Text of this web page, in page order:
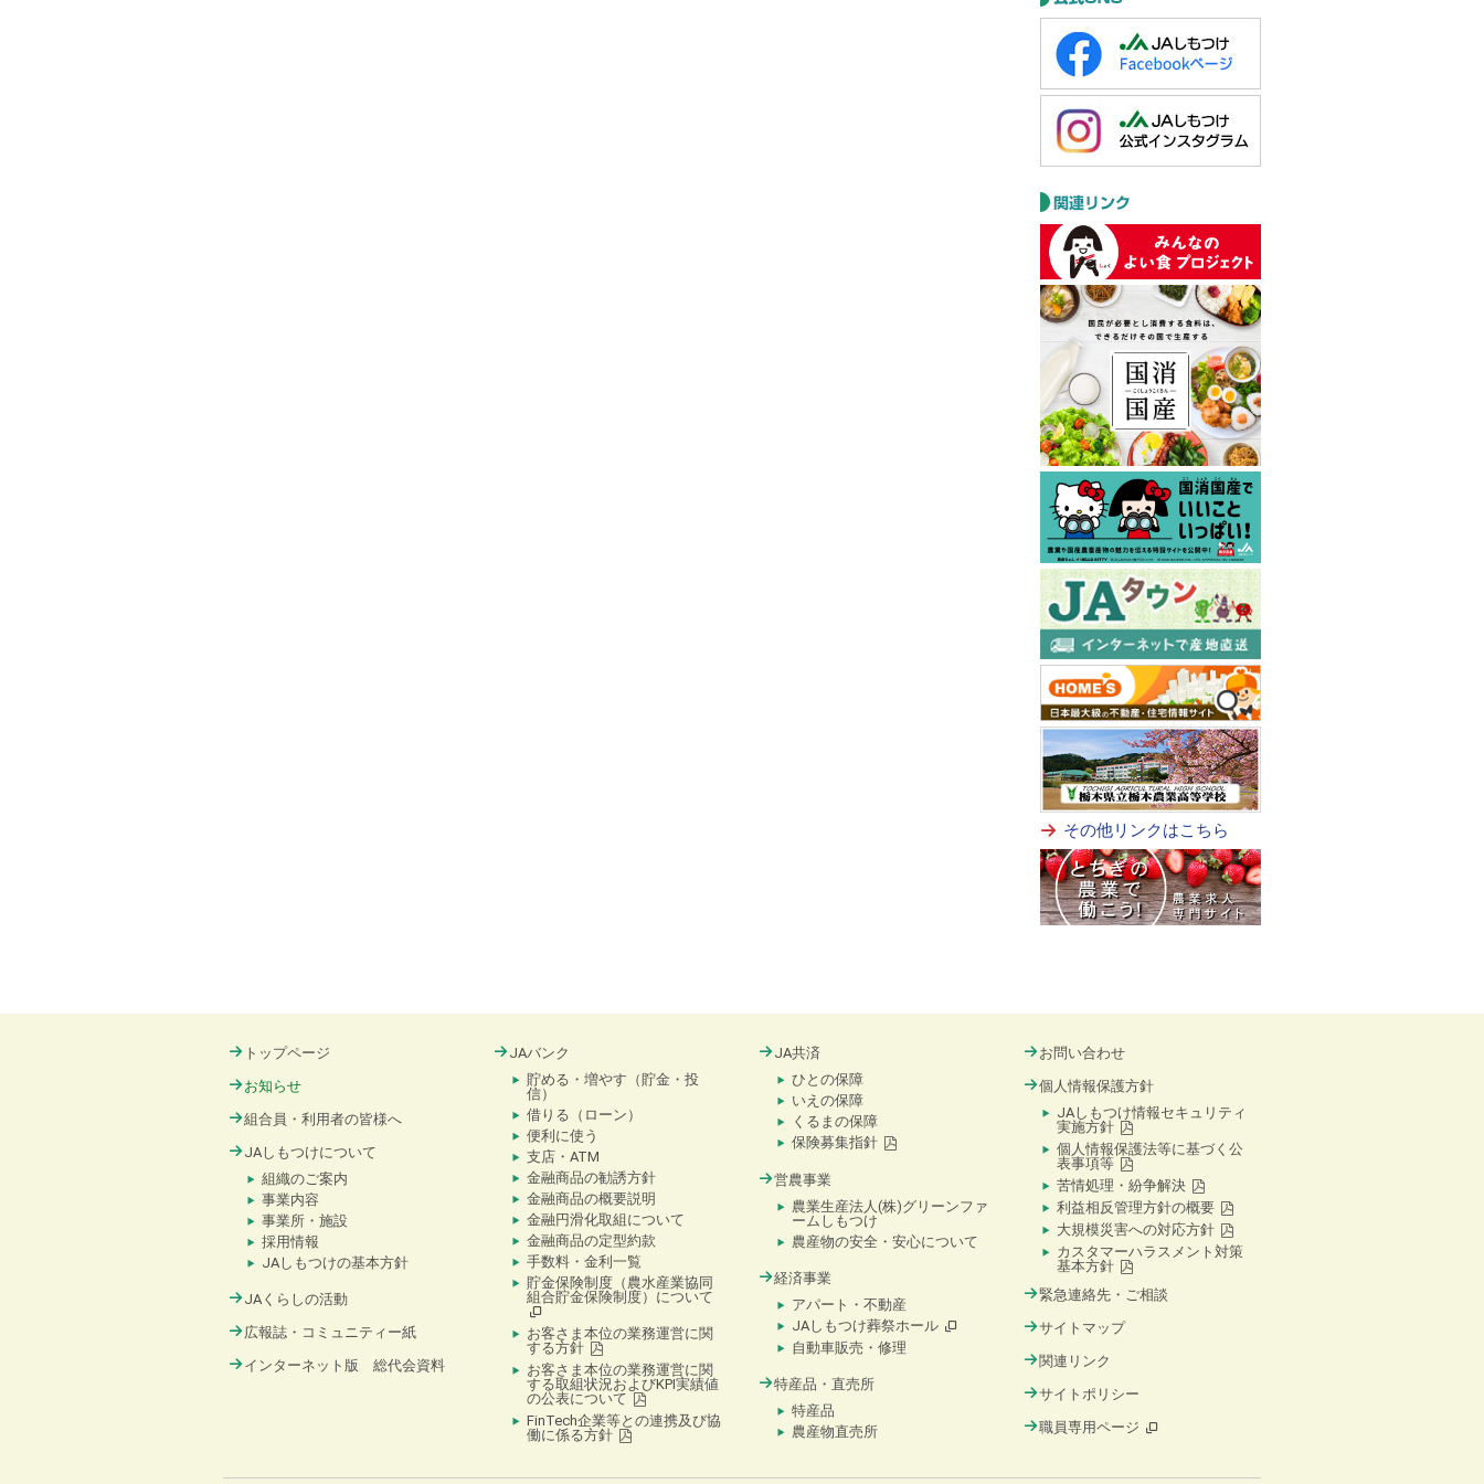
その他リンクはこちら
トップページ
お知らせ
組合員・利用者の皆様へ
JAしもつけについて
組織のご案内
事業内容
事業所・施設
採用情報
JAしもつけの基本方針
JAくらしの活動
広報誌・コミュニティー紙
インターネット版 総代会資料
JAバンク
貯める・増やす（貯金・投
信）
借りる（ローン）
便利に使う
支店・ATM
金融商品の勧誘方針
金融商品の概要説明
金融円滑化取組について
金融商品の定型約款
手数料・金利一覧
貯金保険制度（農水産業協同
組合貯金保険制度）について
お客さま本位の業務運営に関
する方針
お客さま本位の業務運営に関
する取組状況およびKPI実績値
の公表について
FinTech企業等との連携及び協
働に係る方針
JA共済
ひとの保障
いえの保障
くるまの保障
保険募集指針
営農事業
農業生産法人(株)グリーンファ
ームしもつけ
農産物の安全・安心について
経済事業
アパート・不動産
JAしもつけ葬祭ホール
自動車販売・修理
特産品・直売所
特産品
農産物直売所
お問い合わせ
個人情報保護方針
JAしもつけ情報セキュリティ
実施方針
個人情報保護法等に基づく公
表事項等
苦情処理・紛争解決
利益相反管理方針の概要
大規模災害への対応方針
カスタマーハラスメント対策
基本方針
緊急連絡先・ご相談
サイトマップ
関連リンク
サイトポリシー
職員専用ページ